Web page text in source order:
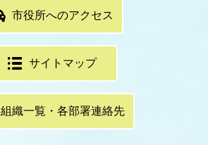
市役所へのアクセス
サイトマップ
組織一覧・各部署連絡先